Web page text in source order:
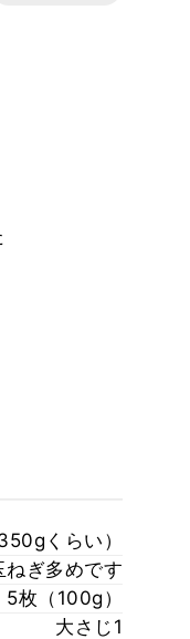
くらい）
ぎ多めです
5枚（100g）
大さじ1